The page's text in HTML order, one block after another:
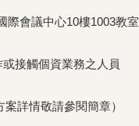
際會議中心10樓1003教室
接觸個資業務之人員
詳情敬請參閱簡章）